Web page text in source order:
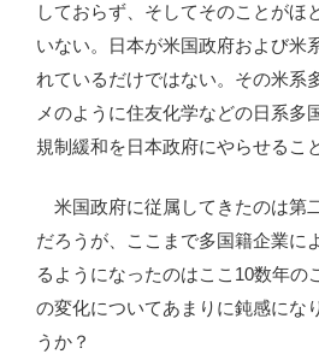
しておらず、そしてそのことがほ
いない。日本が米国政府および米
れているだけではない。その米系
メのように住友化学などの日系多
規制緩和を日本政府にやらせるこ
米国政府に従属してきたのは第
だろうが、ここまで多国籍企業に
るようになったのはここ10数年
の変化についてあまりに鈍感にな
うか？